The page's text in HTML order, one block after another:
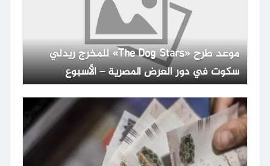
موعد طرح «The Dog Stars» للمخرج ريدلي
سكوت في دور العرض المصرية – الأسبوع